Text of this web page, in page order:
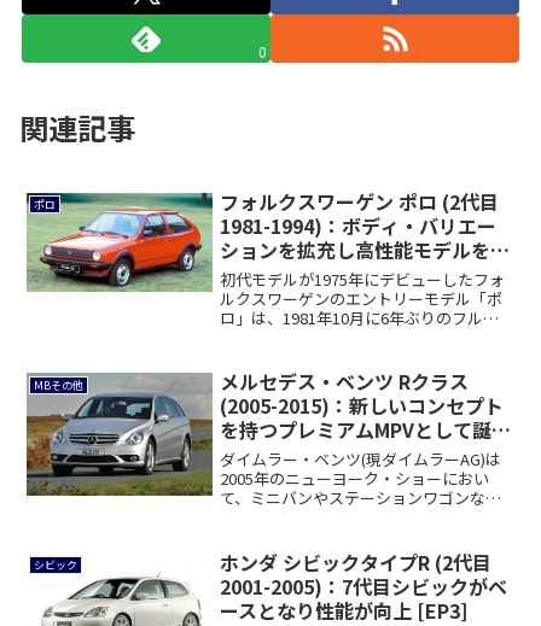
0
関連記事
ポロ
フォルクスワーゲン ポロ (2代目
1981-1994)：ボディ・バリエー
ションを拡充し高性能モデルを追
加 [86C]
初代モデルが1975年にデビューしたフォ
ルクスワーゲンのエントリーモデル「ポ
ロ」は、1981年10月に6年ぶりのフルモ
MBその他
メルセデス・ベンツ Rクラス
(2005-2015)：新しいコンセプト
を持つプレミアムMPVとして誕生
[W251]
ダイムラー・ベンツ(現ダイムラーAG)は
2005年のニューヨーク・ショーにおい
て、ミニバンやステーションワゴンなど
シビック
ホンダ シビックタイプR (2代目
2001-2005)：7代目シビックがベ
ースとなり性能が向上 [EP3]